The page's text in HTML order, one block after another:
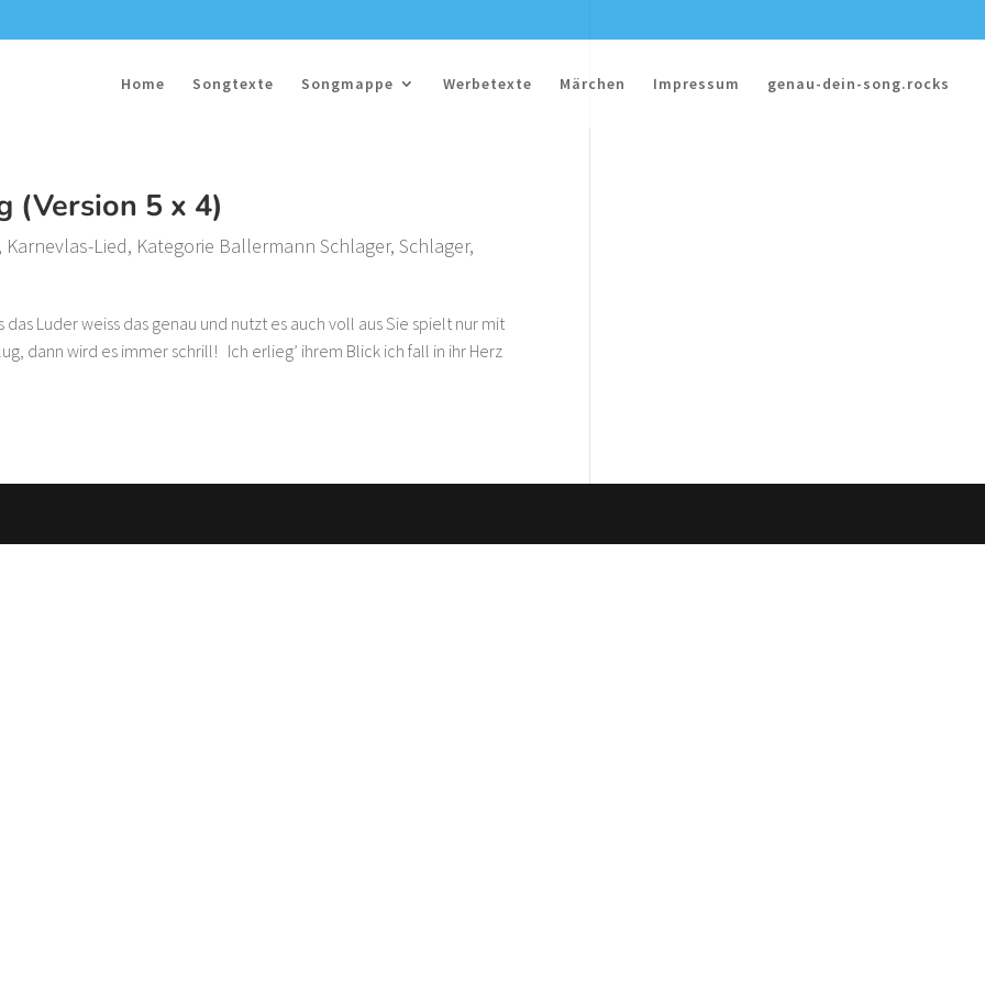
Home Songtexte Songmappe Werbetexte Märchen Impressum genau-dein-song.rocks
(Version 5 x 4)
, Karnevlas-Lied, Kategorie Ballermann Schlager,Schlager,
Luder weiss das genau und nutzt es auch voll aus Sie spielt nur mit
dann wird es immer schrill! Ich erlieg’ ihrem Blick ich fall in ihr Herz